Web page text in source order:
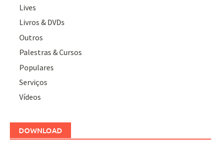
Lives
Livros & DVDs
Outros
Palestras & Cursos
Populares
Serviços
Vídeos
DOWNLOAD